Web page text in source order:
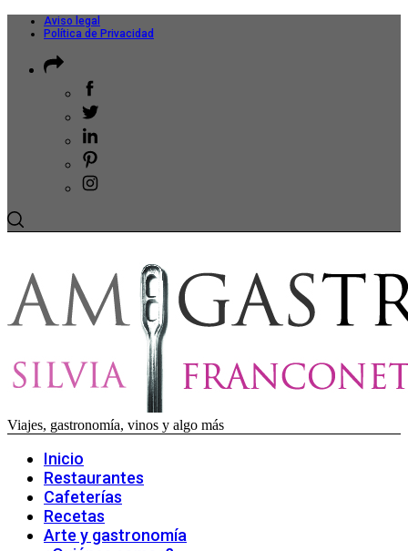
Aviso legal
Política de Privacidad
Viajes, gastronomía, vinos y algo más
Inicio
Restaurantes
Cafeterías
Recetas
Arte y gastronomía